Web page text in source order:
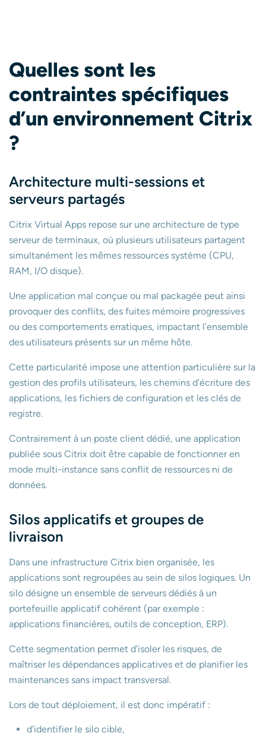
Quelles sont les
contraintes spécifiques
d’un environnement Citrix
?
Architecture multi-sessions et
serveurs partagés
Citrix Virtual Apps repose sur une architecture de type
serveur de terminaux, où plusieurs utilisateurs partagent
simultanément les mêmes ressources système (CPU,
RAM, I/O disque).
Une application mal conçue ou mal packagée peut ainsi
provoquer des conflits, des fuites mémoire progressives
ou des comportements erratiques, impactant l’ensemble
des utilisateurs présents sur un même hôte.
Cette particularité impose une attention particulière sur la
gestion des profils utilisateurs, les chemins d’écriture des
applications, les fichiers de configuration et les clés de
registre.
Contrairement à un poste client dédié, une application
publiée sous Citrix doit être capable de fonctionner en
mode multi-instance sans conflit de ressources ni de
données.
Silos applicatifs et groupes de
livraison
Dans une infrastructure Citrix bien organisée, les
applications sont regroupées au sein de silos logiques. Un
silo désigne un ensemble de serveurs dédiés à un
portefeuille applicatif cohérent (par exemple :
applications financières, outils de conception, ERP).
Cette segmentation permet d’isoler les risques, de
maîtriser les dépendances applicatives et de planifier les
maintenances sans impact transversal.
Lors de tout déploiement, il est donc impératif :
d’identifier le silo cible,